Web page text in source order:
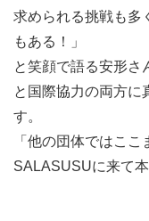
求められる挑戦も多
もある！」
と笑顔で語る安形さ
と国際協力の両方に
す。
「他の団体ではこ
SALASUSUに来て